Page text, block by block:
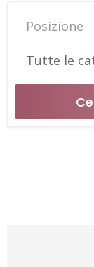
Tutte le